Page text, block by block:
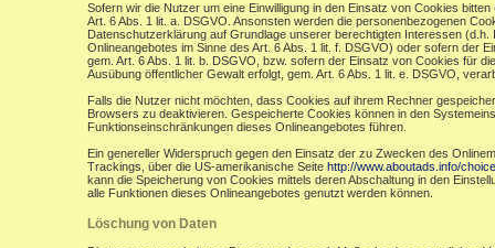
Sofern wir die Nutzer um eine Einwilligung in den Einsatz von Cookies
Art. 6 Abs. 1 lit. a. DSGVO. Ansonsten werden die personenbezogenen
Datenschutzerklärung auf Grundlage unserer berechtigten Interessen
Onlineangebotes im Sinne des Art. 6 Abs. 1 lit. f. DSGVO) oder sofern der
gem. Art. 6 Abs. 1 lit. b. DSGVO, bzw. sofern der Einsatz von Cookies für
Ausübung öffentlicher Gewalt erfolgt, gem. Art. 6 Abs. 1 lit. e. DSGVO,
Falls die Nutzer nicht möchten, dass Cookies auf ihrem Rechner
Browsers zu deaktivieren. Gespeicherte Cookies können in den
Funktionseinschränkungen dieses Onlineangebotes führen.
Ein genereller Widerspruch gegen den Einsatz der zu Zwecken des
Trackings, über die US-amerikanische Seite http://www.aboutads.info/
kann die Speicherung von Cookies mittels deren Abschaltung in den
alle Funktionen dieses Onlineangebotes genutzt werden können.
Löschung von Daten